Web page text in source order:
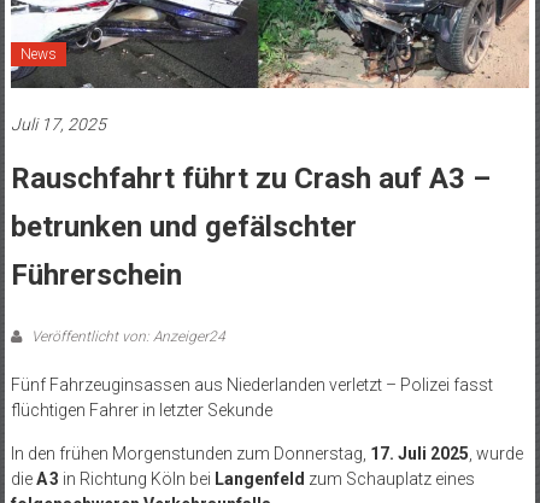
News
Juli 17, 2025
Rauschfahrt führt zu Crash auf A3 –
betrunken und gefälschter
Führerschein
Veröffentlicht von: Anzeiger24
Fünf Fahrzeuginsassen aus Niederlanden verletzt – Polizei fasst
flüchtigen Fahrer in letzter Sekunde
In den frühen Morgenstunden zum Donnerstag, 17. Juli 2025, wurde
dieA 3 in Richtung Köln bei Langenfeld zum Schauplatz eines